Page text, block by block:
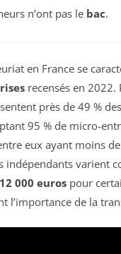
n’ont pas le bac.
en France se
recensés en 2022.
près de 49 %
95 % de micro-
eux ayant moins
indépendants varient
12 000 euros pour
l’importance de la